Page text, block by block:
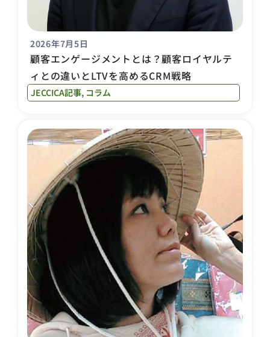
2026年7月5日
顧客エンゲージメントとは？顧客ロイヤルテ
ィとの違いとLTVを高めるCRM戦略
JECCICA記事, コラム